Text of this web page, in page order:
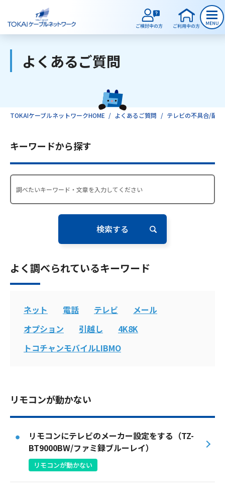
ご検討中のお客様
ご利用中のお客様
サービスのご案内
インターネット
電話
おトクな情報
対応エリア
お電話でのお問い合わせ
受付時間：9:30〜18:00 年中無休
よくあるご質問
TOKAIケーブルネットワークHOME よくあるご質問 テレビの不具合/配
キーワードから探す
よく調べられているキーワード
ネット 電話 テレビ
メール
オプション
引越し
4K8K
トコチャンモバイルLIBMO
リモコンが動かない
リモコンにテレビのメーカー設定をする（TZ-
BT9000BW/ファミ録ブルーレイ）
リモコンが動かない